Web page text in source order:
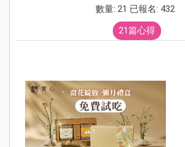
數量: 21 已報名: 432
21篇心得